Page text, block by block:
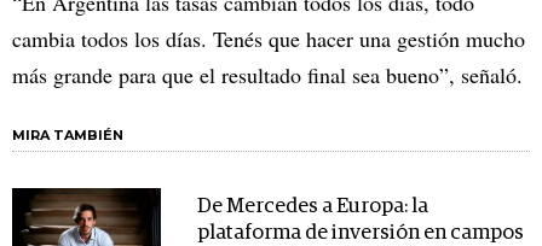
cambia todos los días. Tenés que hacer una gestión mucho
más grande para que el resultado final sea bueno”, señaló.
MIRA TAMBIÉN
De Mercedes a Europa: la
plataforma de inversión en campos